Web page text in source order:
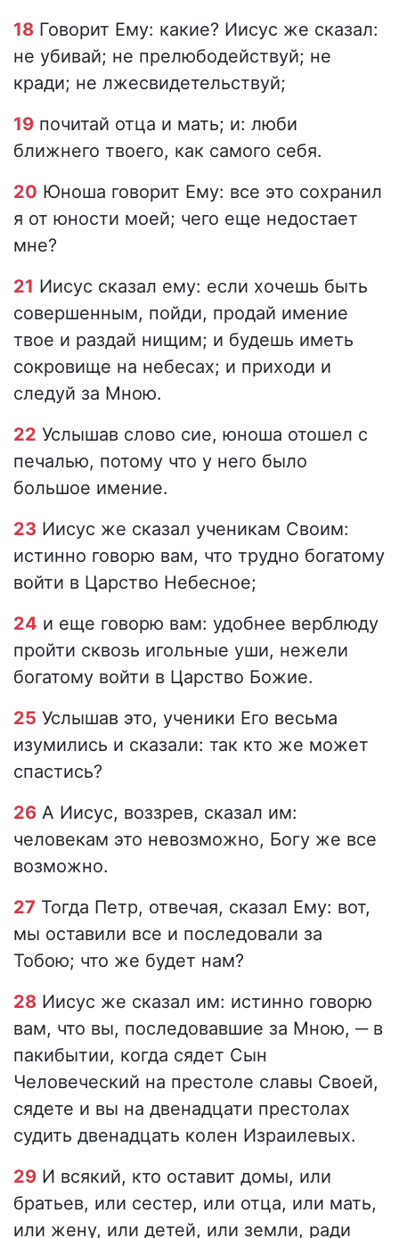
18 Говорит Ему: какие? Иисус же сказал:
не убивай; не прелюбодействуй; не
кради; не лжесвидетельствуй;
19 почитай отца и мать; и: люби
ближнего твоего, как самого себя.
20 Юноша говорит Ему: все это сохранил
я от юности моей; чего еще недостает
мне?
21 Иисус сказал ему: если хочешь быть
совершенным, пойди, продай имение
твое и раздай нищим; и будешь иметь
сокровище на небесах; и приходи и
следуй за Мною.
22 Услышав слово сие, юноша отошел с
печалью, потому что у него было
большое имение.
23 Иисус же сказал ученикам Своим:
истинно говорю вам, что трудно богатому
войти в Царство Небесное;
24 и еще говорю вам: удобнее верблюду
пройти сквозь игольные уши, нежели
богатому войти в Царство Божие.
25 Услышав это, ученики Его весьма
изумились и сказали: так кто же может
спастись?
26 А Иисус, воззрев, сказал им:
человекам это невозможно, Богу же все
возможно.
27 Тогда Петр, отвечая, сказал Ему: вот,
мы оставили все и последовали за
Тобою; что же будет нам?
28 Иисус же сказал им: истинно говорю
вам, что вы, последовавшие за Мною, ─в
пакибытии, когда сядет Сын
Человеческий на престоле славы Своей,
сядете и вы на двенадцати престолах
судить двенадцать колен Израилевых.
29 И всякий, кто оставит домы, или
братьев, или сестер, или отца, или мать,
или жену, или детей, или земли, ради